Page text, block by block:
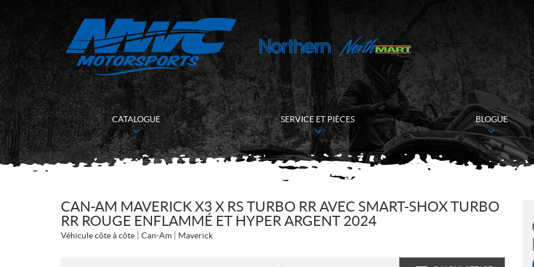
CATALOGUE SERVICE ET PIÈCES BLOGUE
CAN-AM MAVERICK X3 X RS TURBO RR AVEC SMART-SHOX TURBO
RR ROUGE ENFLAMMÉ ET HYPER ARGENT 2024
Véhicule côte à côte Can-Am Maverick